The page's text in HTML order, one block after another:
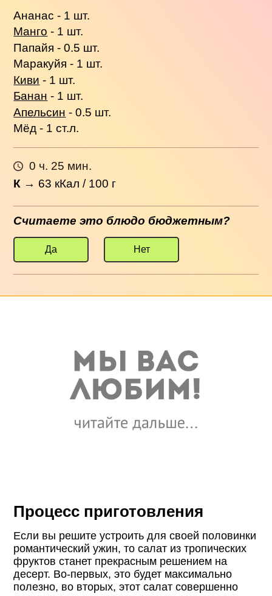
Ананас - 1 шт.
Манго - 1 шт.
Папайя - 0.5 шт.
Маракуйя - 1 шт.
Киви - 1 шт.
Банан - 1 шт.
Апельсин - 0.5 шт.
Мёд - 1 ст.л.
0 ч. 25 мин.
К → 63 кКал / 100 г
Считаете это блюдо бюджетным?
Да Нет
Процесс приготовления
Если вы решите устроить для своей половинки
романтический ужин, то салат из тропических
фруктов станет прекрасным решением на
десерт. Во-первых, это будет максимально
полезно, во вторых, этот салат совершенно